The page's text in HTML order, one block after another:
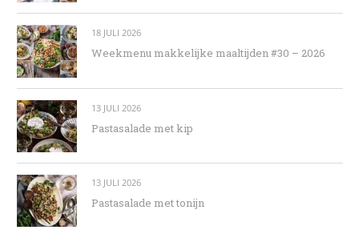
18 JULI 2026
Weekmenu makkelijke maaltijden #30 – 2026
13 JULI 2026
Pastasalade met kip
13 JULI 2026
Pastasalade met tonijn